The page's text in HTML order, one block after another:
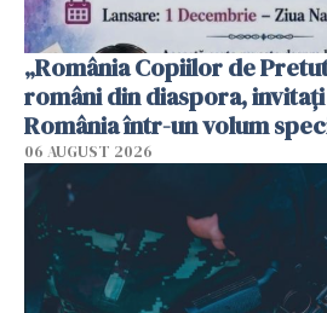
„România Copiilor de
români din diaspora,
România într-un volum
06 AUGUST 2026